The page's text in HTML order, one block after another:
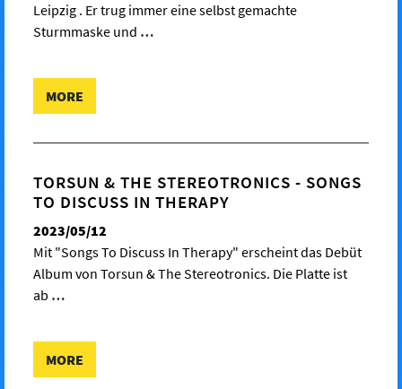
Leipzig . Er trug immer eine selbst gemachte
Sturmmaske und …
MORE
TORSUN & THE STEREOTRONICS - SONGS
TO DISCUSS IN THERAPY
2023/05/12
Mit "Songs To Discuss In Therapy" erscheint das Debüt
Album von Torsun & The Stereotronics. Die Platte ist
ab …
MORE